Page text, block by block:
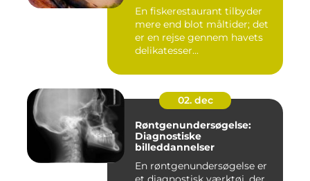
En fiskerestaurant tilbyder
mere end blot måltider; det
er en rejse gennem havets
delikatesser...
02. dec
Røntgenundersøgelse:
Diagnostiske
billeddannelser
En røntgenundersøgelse er